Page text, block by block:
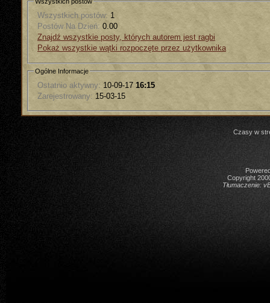
Wszystkich postów: 1
Postów Na Dzień: 0.00
Znajdź wszystkie posty, których autorem jest ragbi
Pokaż wszystkie wątki rozpoczęte przez użytkownika
Ogólne Informacje
Ostatnio aktywny: 10-09-17 16:15
Zarejestrowany: 15-03-15
Czasy w
Copyright
Tłumaczenie: